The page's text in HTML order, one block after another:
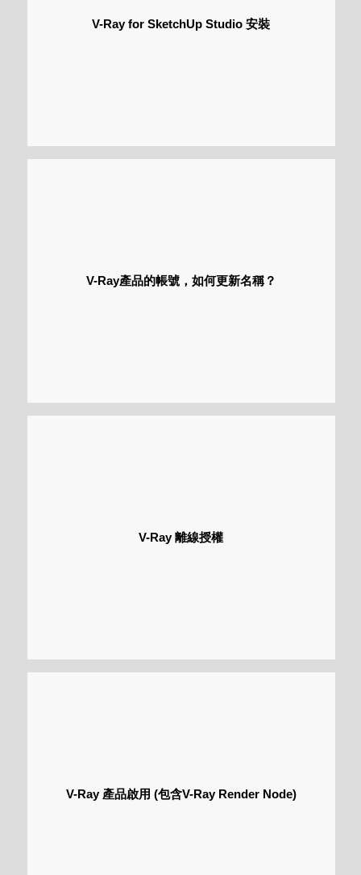
V-Ray for SketchUp Studio 安裝
V-Ray產品的帳號，如何更新名稱？
V-Ray 離線授權
V-Ray 產品啟用 (包含V-Ray Render Node)